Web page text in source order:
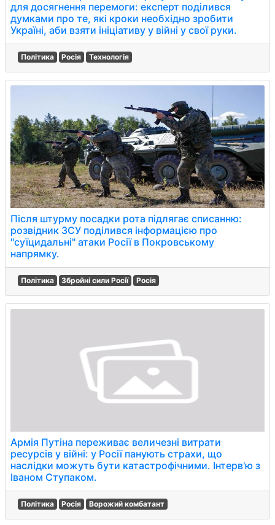
для досягнення перемоги: експерт поділився
думками про те, які кроки необхідно зробити
Україні, аби взяти ініціативу у війні у свої руки.
Політика Росія Технологія
Після штурму посадки рота підлягає списанню:
розвідник ЗСУ поділився інформацією про
"суїцидальні" атаки Росії в Покровському
напрямку.
Політика Збройні сили Росії Росія
Армія Путіна переживає величезні витрати
ресурсів у війні: у Росії панують страхи, що
наслідки можуть бути катастрофічними. Інтерв'ю з
Іваном Ступаком.
Політика Росія Ворожий комбатант